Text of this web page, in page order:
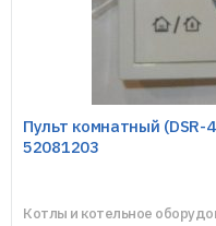
Пульт комнатный (DSR-
52081203
Котлы и котельное